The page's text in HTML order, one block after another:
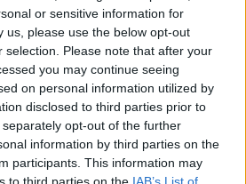
or sensitive information for
us, please use the below opt-out
selection. Please note that after your
you may continue seeing
on personal information utilized by
disclosed to third parties prior to
opt-out of the further
information by third parties on the
participants. This information may
to third parties on the IAB’s List of
και το marketing
ενδυμάτων και
εμπόριο των ανωτέρω
δια αλληλογραφίας η μέσω
αθλητικών ειδών
έτοιμων αθλητικών ειδών.